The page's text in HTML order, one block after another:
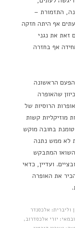
התזמורת –
אף היתה חזקה
זאת את נגני
אף בחזרה
הראשונה
שהאופרה
הרוסיות של
מוזיקליות קשות
בחובה מוקש
לא ממש נתנה
המתבקש
ועדיין, כדאי
את האופרה
אוקטובר 2013. מלחין וליברית: אלכסנדר
יורי אלכסדרוב,